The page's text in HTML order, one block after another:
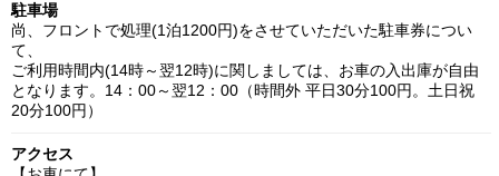
駐車場
尚、フロントで処理(1泊1200円)をさせていただいた駐車券につい
て、
ご利用時間内(14時～翌12時)に関しましては、お車の入出庫が自由
となります。14：00～翌12：00（時間外 平日30分100円。土日祝
20分100円）
アクセス